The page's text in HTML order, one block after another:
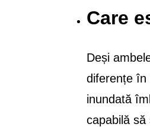
Care
Deși
diferențe în
inundată
capabilă să